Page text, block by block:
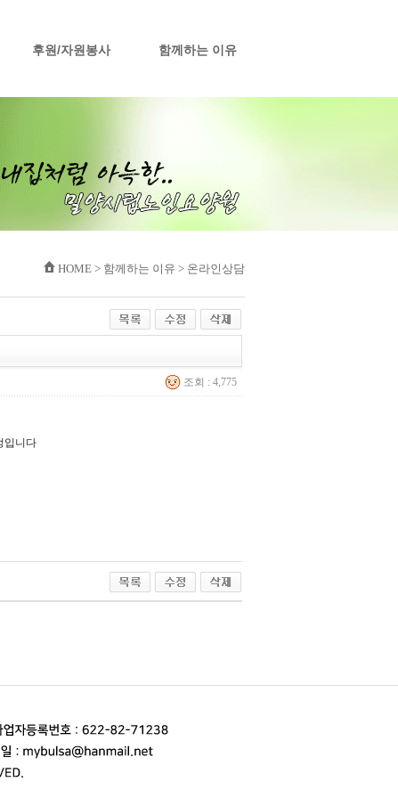
후원/자원봉사 함께하는 이유
HOME > 함께하는 이유 > 온라인상담
조회 : 4,775
입니다